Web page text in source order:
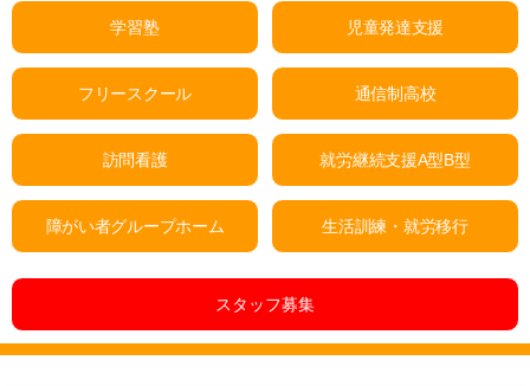
学習塾 児童発達支援
フリースクール 通信制高校
訪問看護 就労継続支援A型B型
障がい者グループホーム 生活訓練・就労移行
スタッフ募集